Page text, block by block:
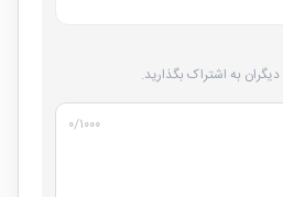
به اشتراک بگذارید.
۰/۱۰۰۰